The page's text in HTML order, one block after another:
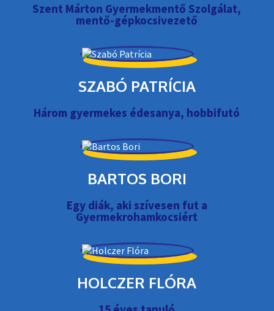
Szent Márton Gyermekmentő Szolgálat,
mentő-gépkocsivezető
SZABÓ PATRÍCIA
Három gyermekes édesanya, hobbifutó
BARTOS BORI
Egy diák, aki szívesen fut a
Gyermekrohamkocsiért
HOLCZER FLÓRA